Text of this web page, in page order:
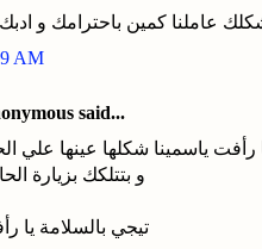
عاملنا كمين باحترامك و
AM
said...
رأفت ياسمينا شكلها عينها علي
و بتتلكك بزيارة
تيجي بالسلامة يا